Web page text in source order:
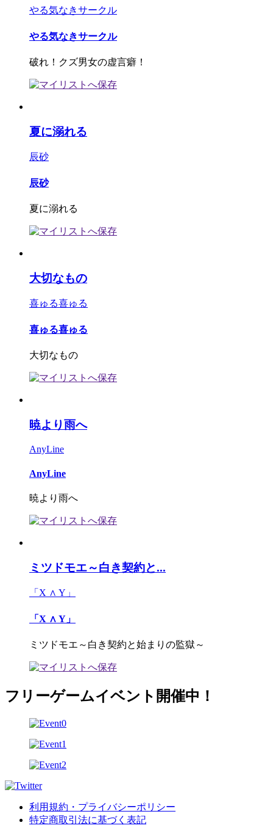
やる気なきサークル
やる気なきサークル
破れ！クズ男女の虚言癖！
夏に溺れる
辰砂
辰砂
夏に溺れる
大切なもの
喜ゅる喜ゅる
喜ゅる喜ゅる
大切なもの
暁より雨へ
AnyLine
AnyLine
暁より雨へ
ミツドモエ～白き契約と...
「X ∧ Y」
「X ∧ Y」
ミツドモエ～白き契約と始まりの監獄～
フリーゲームイベント開催中！
利用規約・プライバシーポリシー
特定商取引法に基づく表記